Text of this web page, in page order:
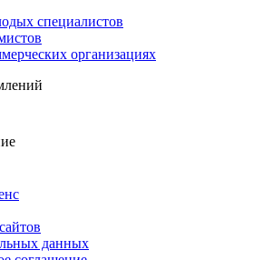
специалистов
организациях
данных